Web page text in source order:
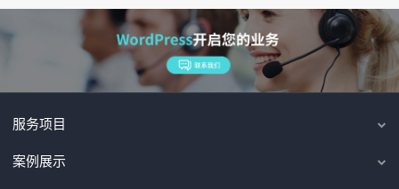
服务项目
案例展示